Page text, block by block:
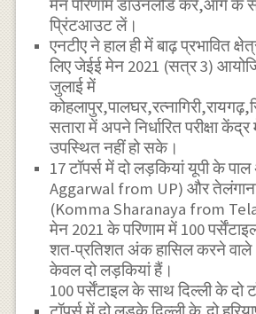
मेन परिणाम डाउनलोड करें,आगे के
प्रिंटआउट लें।
एनटीए ने हाल ही में बाढ़ प्रभावित
लिए जेईई मेन 2021 (सत्र 3)
जुलाई में
सतारा में अपने निर्धारित परीक्षा केंद्र
उपस्थित नहीं हो सके।
17 टॉपर्स में दो लड़कियां यूपी के
Aggarwal from UP) और
(Komma Sharanaya from
मेन 2021 के परिणाम में 100
शत-प्रतिशत अंक हासिल करने वाले
केवल दो लड़कियां हैं।
100 पर्सेंटाइल के साथ दिल्ली के दो